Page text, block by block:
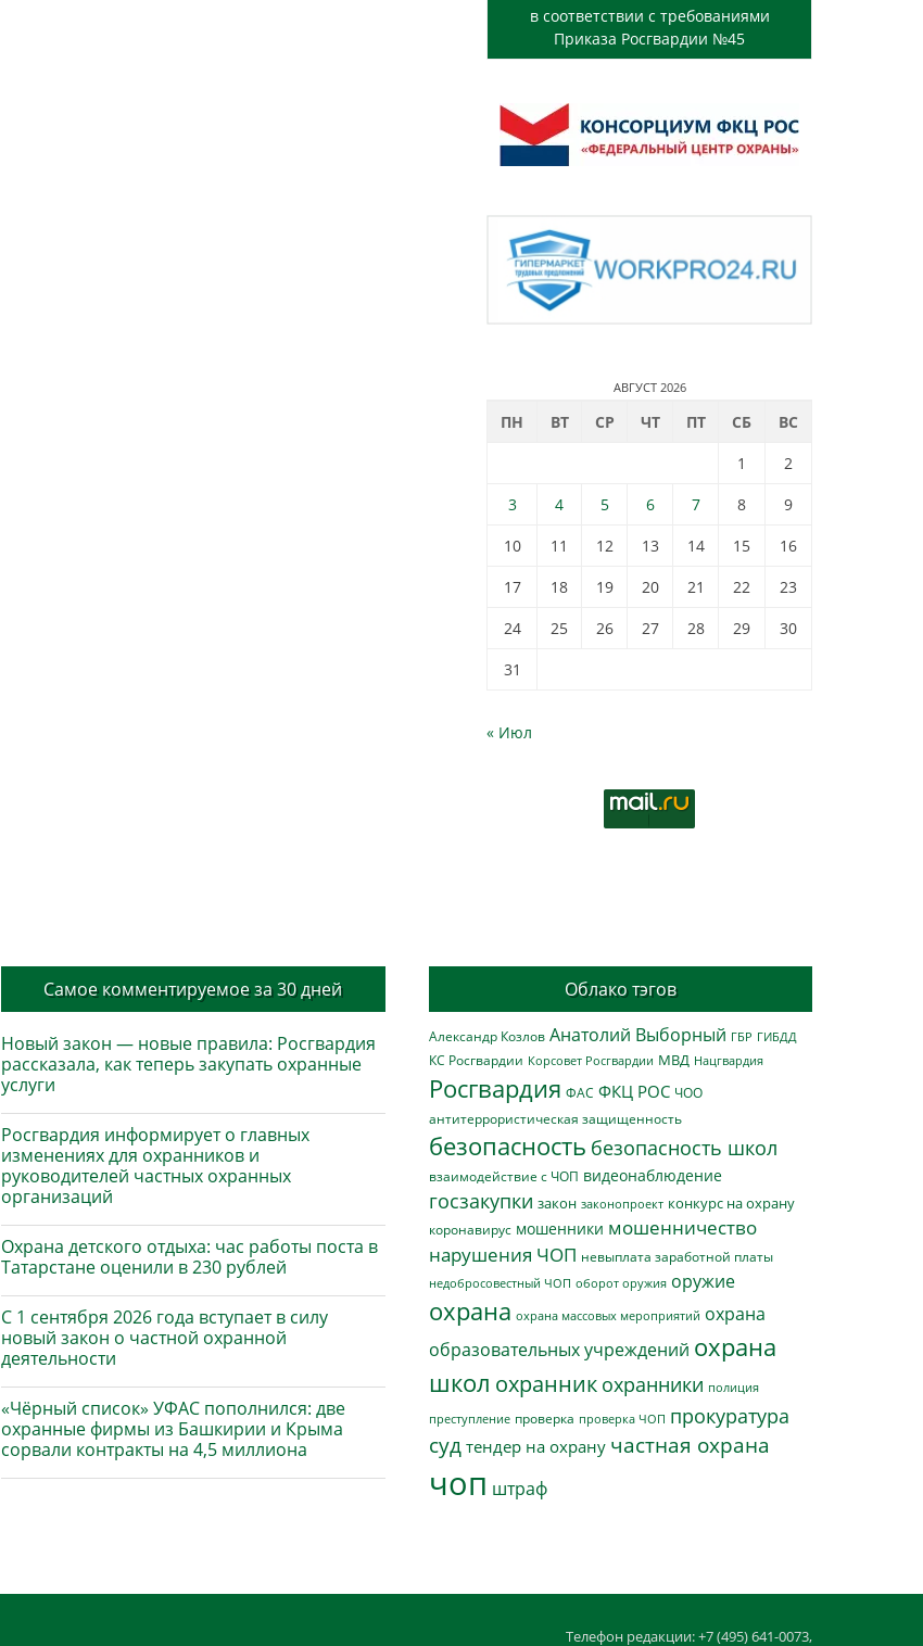
в соответствии с требованиями
Приказа Росгвардии №45
АВГУСТ 2026
ПН ВТ СР ЧТ ПТ СБ
ВС
1
2
3
4 5 6 7 8
9
10
11 12 13 14 15
16
17
18 19 20 21 22
23
24
25 26 27 28 29
30
31
« Июл
Самое комментируемое за 30 дней
Новый закон — новые правила: Росгвардия
рассказала, как теперь закупать охранные
услуги
Росгвардия информирует о главных
изменениях для охранников и
руководителей частных охранных
организаций
Охрана детского отдыха: час работы поста в
Татарстане оценили в 230 рублей
С 1 сентября 2026 года вступает в силу
новый закон о частной охранной
деятельности
«Чёрный список» УФАС пополнился: две
охранные фирмы из Башкирии и Крыма
сорвали контракты на 4,5 миллиона
Облако тэгов
Александр Козлов Анатолий Выборный ГБР ГИБДД
КС Росгвардии Корсовет Росгвардии МВД Нацгвардия
Росгвардия ФАС ФКЦ РОС ЧОО
антитеррористическая защищенность
безопасность безопасность школ
взаимодействие с ЧОП видеонаблюдение
госзакупки закон законопроект конкурс на охрану
коронавирус мошенники мошенничество
нарушения ЧОП невыплата заработной платы
недобросовестный ЧОП оборот оружия оружие
охрана охрана массовых мероприятий охрана
образовательных учреждений охрана
школ охранник охранники полиция
преступление проверка проверка ЧОП прокуратура
суд тендер на охрану частная охрана
чоп штраф
Телефон редакции: +7 (495) 641-0073,